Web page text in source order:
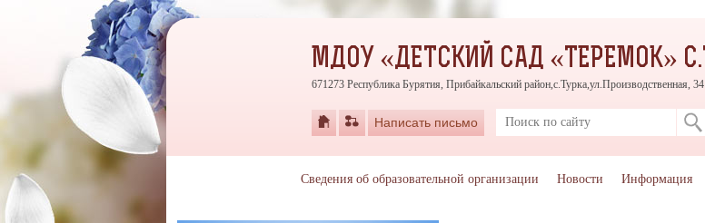
МДОУ «ДЕТСКИЙ САД «ТЕРЕМОК»
671273 Республика Бурятия, Прибайкальский район,с.Турка,ул.Производственная, 34
Написать письмо
Сведения об образовательной организации Новости Информация